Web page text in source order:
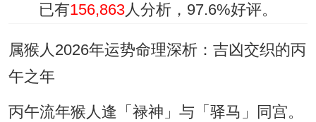
已有156,863人分析， 97.6%好评。
属猴人2026年运势命理深析：吉凶交织的丙
午之年
丙午流年猴人逢「禄神」与「驿马」同宫。